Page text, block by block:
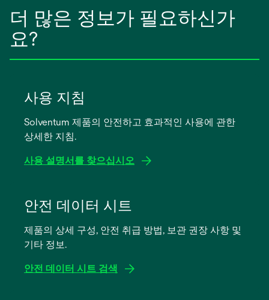
더 많은 정보가 필요하신가
요?
사용 지침
Solventum 제품의 안전하고 효과적인 사용에 관한
상세한 지침.
사용 설명서를 찾으십시오
안전 데이터 시트
제품의 상세 구성, 안전 취급 방법, 보관 권장 사항 및
기타 정보.
안전 데이터 시트 검색